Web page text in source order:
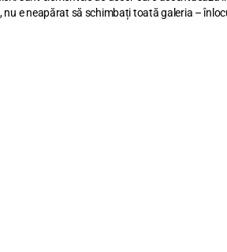
e neapărat să schimbați toată galeria –